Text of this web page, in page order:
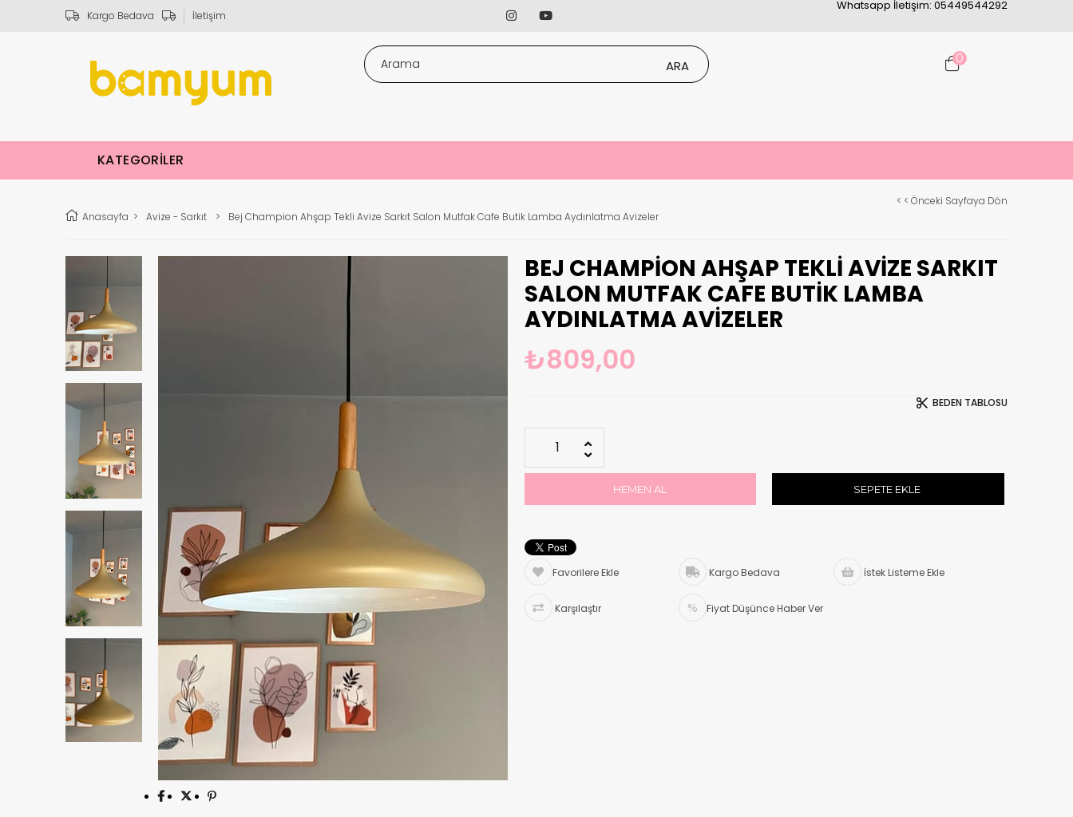
Kargo Bedava İletişim
Whatsapp İletişim: 05449544292
0
KATEGORİLER
Anasayfa > Avize - Sarkıt > Bej Champion Ahşap Tekli Avize Sarkıt Salon Mutfak Cafe Butik Lamba Aydınlatma Avizeler
< < Önceki Sayfaya Dön
BEJ CHAMPION AHŞAP TEKLI AVIZE SARKIT
SALON MUTFAK CAFE BUTIK LAMBA
AYDINLATMA AVIZELER
₺809,00
BEDEN TABLOSU
Favorilere Ekle Kargo Bedava İstek Listeme Ekle
Karşılaştır Fiyat Düşünce Haber Ver